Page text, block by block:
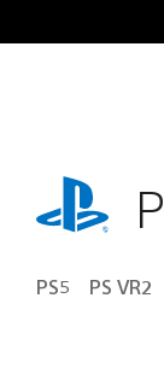
al
playstation.com
PS5 PS VR2